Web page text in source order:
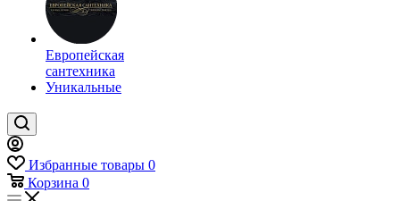
Европейская
сантехника
Уникальные
Избранные товары 0
Корзина 0